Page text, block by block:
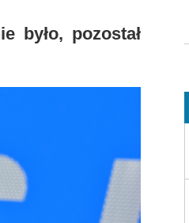
było, pozostał